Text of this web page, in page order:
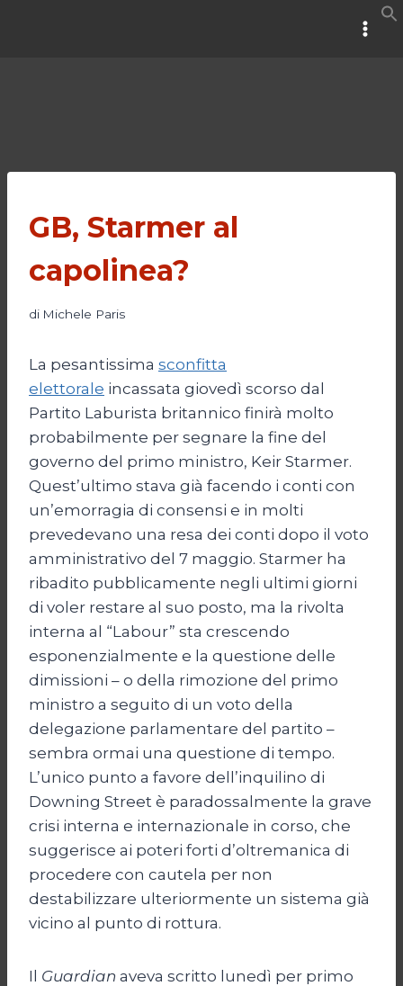
GB, Starmer al
capolinea?
di Michele Paris
La pesantissima sconfitta
elettorale incassata giovedì scorso dal
Partito Laburista britannico finirà molto
probabilmente per segnare la fine del
governo del primo ministro, Keir Starmer.
Quest’ultimo stava già facendo i conti con
un’emorragia di consensi e in molti
prevedevano una resa dei conti dopo il voto
amministrativo del 7 maggio. Starmer ha
ribadito pubblicamente negli ultimi giorni
di voler restare al suo posto, ma la rivolta
interna al “Labour” sta crescendo
esponenzialmente e la questione delle
dimissioni – o della rimozione del primo
ministro a seguito di un voto della
delegazione parlamentare del partito –
sembra ormai una questione di tempo.
L’unico punto a favore dell’inquilino di
Downing Street è paradossalmente la grave
crisi interna e internazionale in corso, che
suggerisce ai poteri forti d’oltremanica di
procedere con cautela per non
destabilizzare ulteriormente un sistema già
vicino al punto di rottura.
Il Guardian aveva scritto lunedì per primo